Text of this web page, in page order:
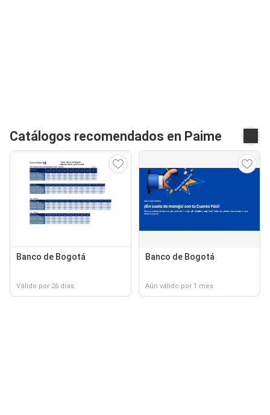
Catálogos recomendados en Paime
Banco de Bogotá
Válido por 26 días
Banco de Bogotá
Aún válido por 1 mes